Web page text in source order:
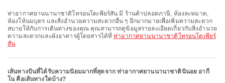
ท่าอากาศยานนานาชาติโทรอนโตเพียร์สัน มี ร้านค้าปลอดภาษี, ห้องละหมาด,
ห้องให้นมบุตร และสิ่งอำนวยความสะดวกอื่น ๆ อีกมากมายเพื่อเพิ่มความสะดวก
สบายให้กับการเดินทางของคุณ คุณสามารถดูข้อมูลรายละเอียดเกี่ยวกับสิ่งอำนวย
ความสะดวกและผังอาคารผู้โดยสารได้ที่ท่าอากาศยานนานาชาติโทรอนโตเพียร์
สัน.
เส้นทางบินที่ได้รับความนิยมมากที่สุดจาก ท่าอากาศยานนานาชาตินินอย อากี
โน คือเส้นทางใดบ้าง?